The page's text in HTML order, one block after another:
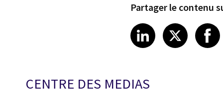
Partager le contenu
Share article
LinkedIn
Share
X
CENTRE DES MEDIAS